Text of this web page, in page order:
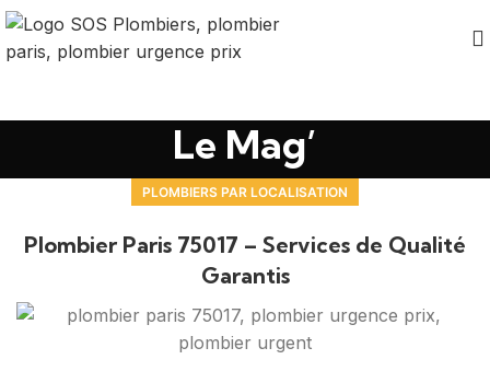
Le Mag’
PLOMBIERS PAR LOCALISATION
Plombier Paris 75017 – Services de Qualité
Garantis